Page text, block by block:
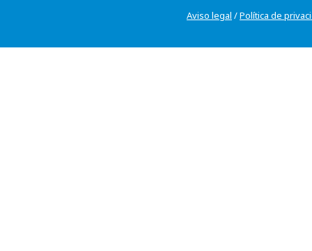
Aviso legal /Política de